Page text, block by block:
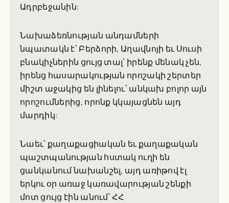
Ադրբեջանին:
Նախաձեռնության անդամների
նպատակն է՝ Բերձորի, Աղավնոյի եւ Սուսի
բնակիչներին ցույց տալ՝ իրենք մենակ չեն,
իրենց հասարակության որոշակի շերտեր
միշտ աջակից են լինելու՝ անկախ բոլոր այն
որոշումներից, որոնք կկայացնեն այդ
մարդիկ:
Նաեւ՝ քաղաքացիական եւ քաղաքական
պաշտպանության հստակ ուղի են
ցանկանում նախանշել, այդ առիթով էլ
երկու օր առաջ կառավարության շենքի
մոտ ցույց էին անում՝ ՀՀ